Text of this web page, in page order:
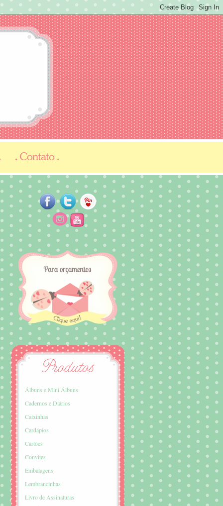
Álbuns e Mini Álbuns
Cadernos e Diários
Caixinhas
Cardápios
Cartões
Convites
Embalagens
Lembrancinhas
Livro de Assinaturas